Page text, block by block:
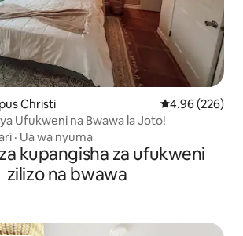
Christi Ukadiriaji wa
4.96 (226)
Ufukweni na Bwawa la Joto!
· Ua wa nyuma
kupangisha za ufukweni
zilizo na bwawa